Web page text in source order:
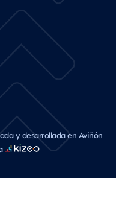
y desarrollada en Aviñón